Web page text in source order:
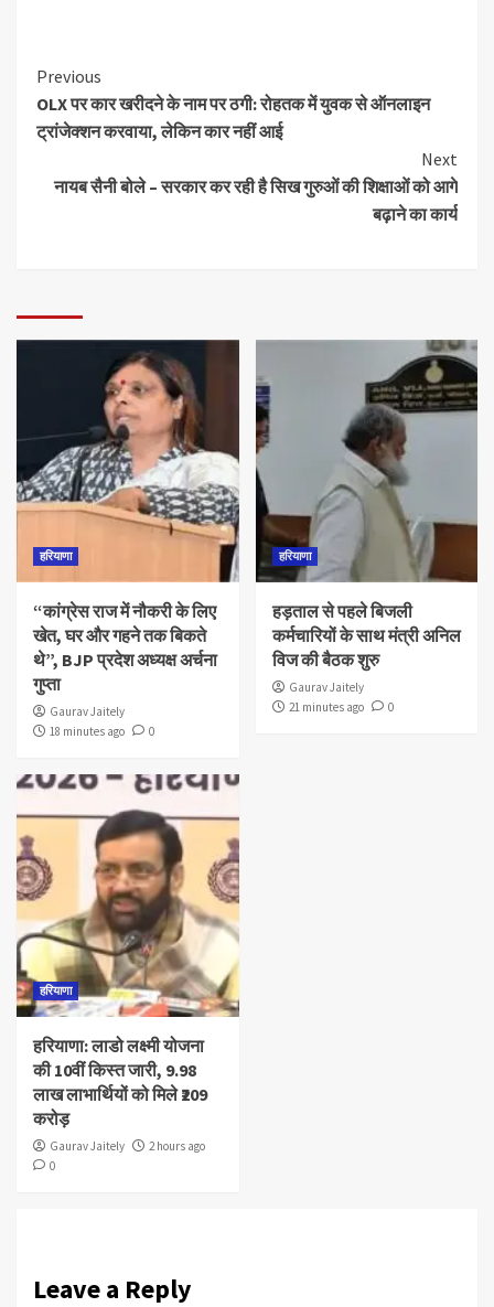
Previous
OLX पर कार खरीदने के नाम पर ठगी: रोहतक में युवक से ऑनलाइन
ट्रांजेक्शन करवाया, लेकिन कार नहीं आई
Next
नायब सैनी बोले – सरकार कर रही है सिख गुरुओं की शिक्षाओं को आगे
बढ़ाने का कार्य
हरियाणा
“कांग्रेस राज में नौकरी के लिए
खेत, घर और गहने तक बिकते
थे”, BJP प्रदेश अध्यक्ष अर्चना
गुप्ता
Gaurav Jaitely
18 minutes ago
0
हरियाणा
हड़ताल से पहले बिजली
कर्मचारियों के साथ मंत्री अनिल
विज की बैठक शुरु
Gaurav Jaitely
21 minutes ago
0
हरियाणा
हरियाणा: लाडो लक्ष्मी योजना
की 10वीं किस्त जारी, 9.98
लाख लाभार्थियों को मिले ₹209
करोड़
Gaurav Jaitely
2 hours ago
0
Leave a Reply